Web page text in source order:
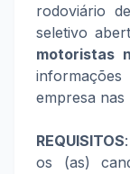
rodoviário
seletivo
motoristas
empresa nas
REQUISITOS
os (as)